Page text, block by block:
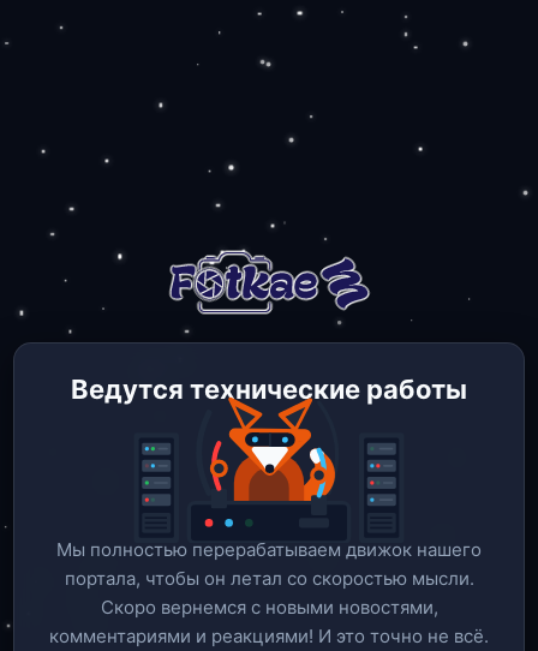
Ведутся технические работы
Мы полностью перерабатываем движок нашего
портала, чтобы он летал со скоростью мысли.
Скоро вернемся c новыми новостями,
комментариями и реакциями! И это точно не всё.